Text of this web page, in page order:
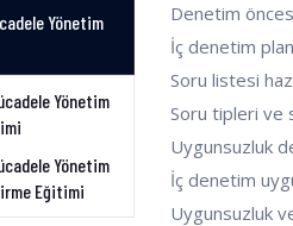
Yönetim
Yönetim
Yönetim
Eğitimi
Denetim
İç denetim
Soru listesi
Soru tipleri ve
Uygunsuzluk
İç denetim
Uygunsuzluk